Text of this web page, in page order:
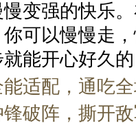
变强的快乐
可以慢慢走
能开心好久的
能适配，通吃
锋破阵，撕开